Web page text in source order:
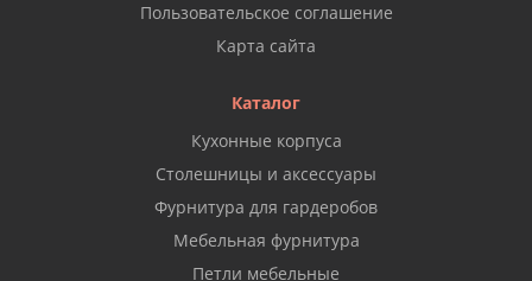
Пользовательское соглашение
Карта сайта
Каталог
Кухонные корпуса
Столешницы и аксессуары
Фурнитура для гардеробов
Мебельная фурнитура
Петли мебельные